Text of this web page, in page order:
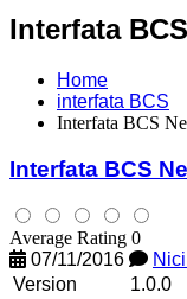
Interfata
Home
interfata BCS
Interfata BCS
Interfata BCS
Average Rating 0
07/11/2016
Version
1.0.0